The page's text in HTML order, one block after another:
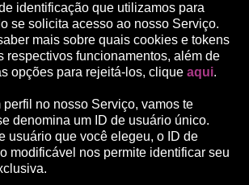
identificação que utilizamos para
se solicita acesso ao nosso Serviço.
mais sobre quais cookies e tokens
respectivos funcionamentos, além de
opções para rejeitá-los, cliqueaqui.
perfil no nosso Serviço, vamos te
denomina um ID de usuário único.
usuário que você elegeu, o ID de
modificável nos permite identificar seu